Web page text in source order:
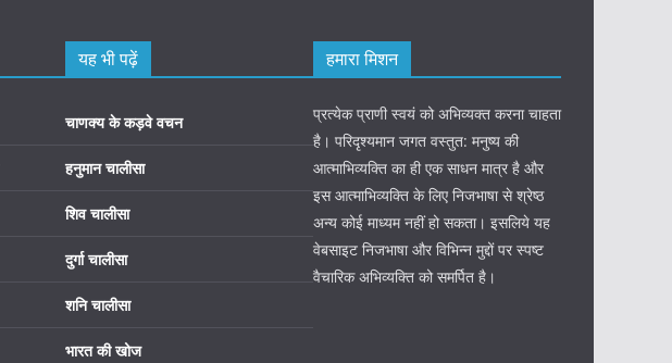
यह भी पढ़ें
चाणक्य के कड़वे वचन
हनुमान चालीसा
शिव चालीसा
दुर्गा चालीसा
शनि चालीसा
भारत की खोज
हमारा मिशन
प्रत्येक प्राणी स्वयं को अभिव्यक्त करना चाहता
है। परिदृश्यमान जगत वस्तुत: मनुष्य की
आत्माभिव्यक्ति का ही एक साधन मात्र है और
इस आत्माभिव्यक्ति के लिए निजभाषा से श्रेष्ठ
अन्य कोई माध्यम नहीं हो सकता। इसलिये यह
वेबसाइट निजभाषा और विभिन्न मुद्दों पर स्पष्ट
वैचारिक अभिव्यक्ति को समर्पित है।